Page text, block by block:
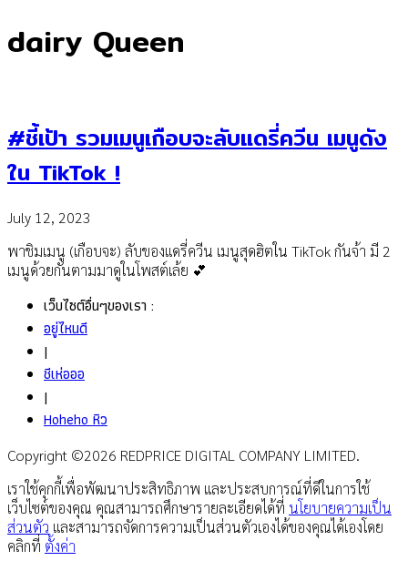
dairy Queen
#ชี้เป้า รวมเมนูเกือบจะลับแดรี่ควีน เมนูดัง
ใน TikTok !
July 12, 2023
พาชิมเมนู (เกือบจะ) ลับของแดรี่ควีน เมนูสุดฮิตใน TikTok กันจ้า มี 2
เมนูด้วยกันตามมาดูในโพสต์เล้ย 💕
เว็บไซต์อื่นๆของเรา :
อยู่ไหนดี
|
ชีเห่อออ
|
Hoheho หิว
Copyright ©2026 REDPRICE DIGITAL COMPANY LIMITED.
เราใช้คุกกี้เพื่อพัฒนาประสิทธิภาพ และประสบการณ์ที่ดีในการใช้
เว็บไซต์ของคุณ คุณสามารถศึกษารายละเอียดได้ที่ นโยบายความเป็น
ส่วนตัว และสามารถจัดการความเป็นส่วนตัวเองได้ของคุณได้เองโดย
คลิกที่ ตั้งค่า